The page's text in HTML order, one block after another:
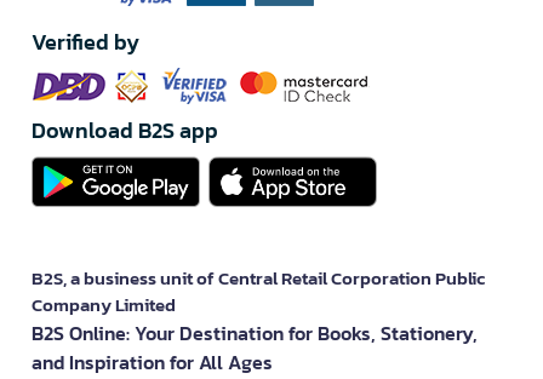
Verified by
Download B2S app
B2S, a business unit of Central Retail Corporation Public
Company Limited
B2S Online: Your Destination for Books, Stationery,
and Inspiration for All Ages